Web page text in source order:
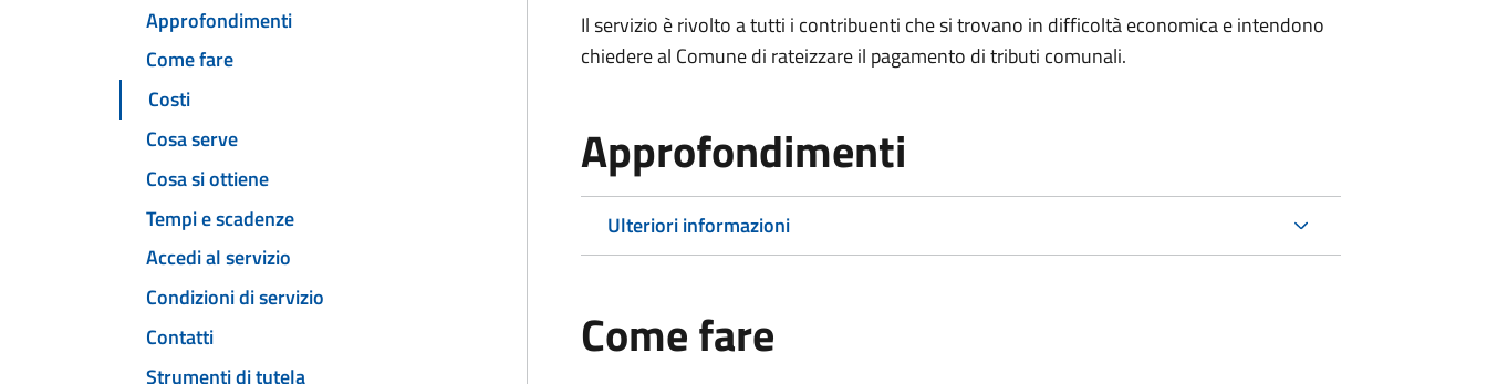
Approfondimenti
Come fare
Costi
Cosa serve
Cosa si ottiene
Tempi e scadenze
Accedi al servizio
Condizioni di servizio
Contatti
Strumenti di tutela
Il servizio è rivolto a tutti i contribuenti che si trovano in difficoltà economica e intendono
chiedere al Comune di rateizzare il pagamento di tributi comunali.
Approfondimenti
Ulteriori informazioni
Come fare